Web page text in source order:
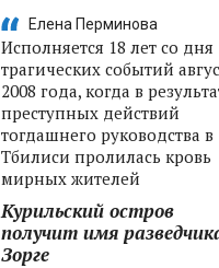
Елена Перминова
Исполняется 18 лет со дня
трагических событий
2008 года, когда в
преступных действий
тогдашнего руководства в
Тбилиси пролилась кровь
мирных жителей
Курильский остров
получит имя
Зорге